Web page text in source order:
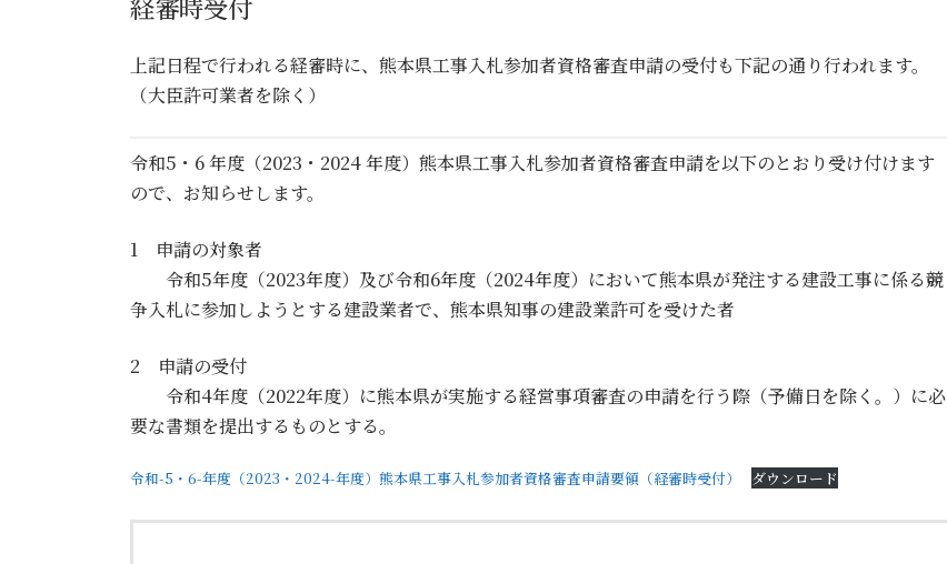
上記日程で行われる経審時に、熊本県工事入札参加者資格審査申請の受付も下記の通り行われます。
（大臣許可業者を除く）
令和5・6 年度（2023・2024 年度）熊本県工事入札参加者資格審査申請を以下のとおり受け付けます
ので、お知らせします。
1 申請の対象者
令和5年度（2023年度）及び令和6年度（2024年度）において熊本県が発注する建設工事に係る競
争入札に参加しようとする建設業者で、熊本県知事の建設業許可を受けた者
2 申請の受付
令和4年度（2022年度）に熊本県が実施する経営事項審査の申請を行う際（予備日を除く。）に必
要な書類を提出するものとする。
令和-5・6-年度（2023・2024-年度）熊本県工事入札参加者資格審査申請要領（経審時受付） ダウンロード